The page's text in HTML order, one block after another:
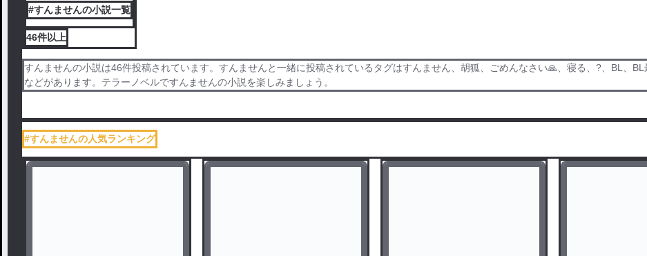
#すんませんの小説一覧
46件以上
すんませんの小説は46件投稿されています。すんませんと一緒に投稿されているタグはすんません、胡狐、ごめんなさい🙏、寝る、?、BL、
などがあります。テラーノベルですんませんの小説を楽しみましょう。
#すんませんの人気ランキング